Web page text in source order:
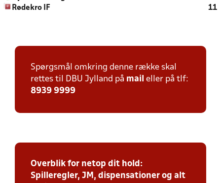
Rødekro IF
11
Spørgsmål omkring denne række skal
rettes til DBU Jylland på mail eller på tlf:
8939 9999
Overblik for netop dit hold:
Spilleregler, JM, dispensationer og alt